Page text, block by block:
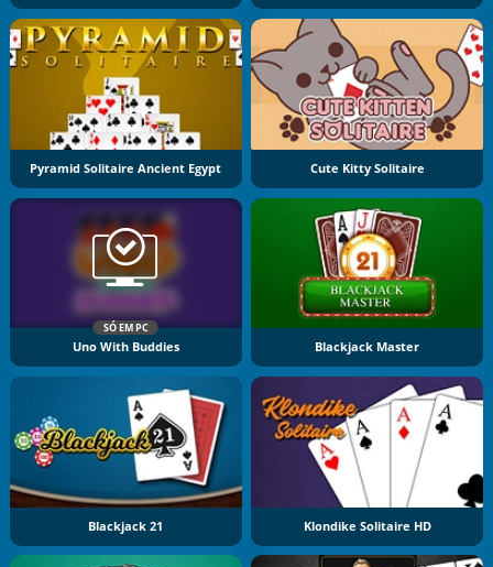
Pyramid Solitaire Ancient Egypt Cute Kitty Solitaire
SÓ EM PC
Uno With Buddies Blackjack Master
Blackjack 21 Klondike Solitaire HD